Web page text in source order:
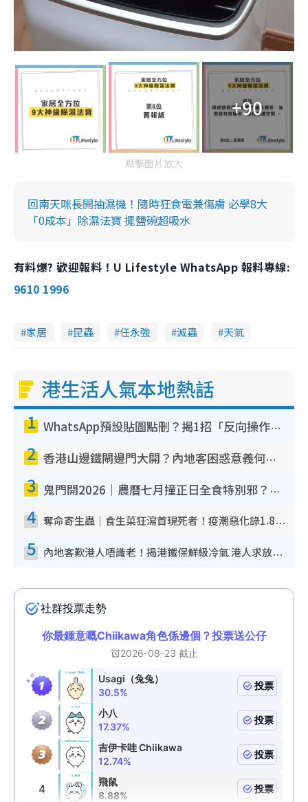
+90
點擊圖片放大
回南天咪長開抽濕機！隨時狂食電兼傷膚 必學8大
「0成本」除濕法寶 擺鹽碗超吸水
有料爆? 歡迎報料！U Lifestyle WhatsApp 報料專線:
9610 1996
家居 昆蟲 任永強 滅蟲 天氣
港生活人氣本地熱話
1 WhatsApp預設貼圖點刪？揭1招「反向操作」還原簡潔介面 附3步實測教學
2 香港山邊鐵閘邊門大開？內地客困惑意義何在！網民神回覆：呢種叫法理性防禦
3 鬼門開2026｜農曆七月撞正日全食特別邪？專家警告切忌做一事！揭4大禁忌+2招保平安
4 奪命寄生蟲｜食生菜狂瀉首現死者！疫潮惡化錄1.8萬宗病例 揭洗菜3大謬誤
5 內地客歎港人唔識老！揭港鐵保鮮級冷氣 港人求放過：咪投訴